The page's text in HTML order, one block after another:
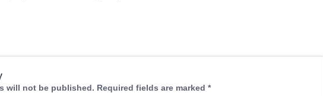
will not be published. Required fields are marked *